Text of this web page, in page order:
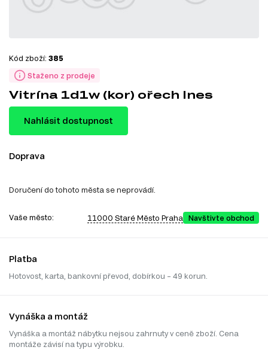
Staženo z prodeje
Kód zboží: 385
Vitrína 1d1w (kor) ořech Ines
Nahlásit dostupnost
Doprava
Doručení do tohoto města se neprovádí.
Vaše město: 11000 Staré Město Praha Navštivte obchod
Platba
Hotovost, karta, bankovní převod, dobírkou – 49 korun.
Vynáška a montáž
Vynáška a montáž nábytku nejsou zahrnuty v ceně zboží. Cena
montáže závisí na typu výrobku.